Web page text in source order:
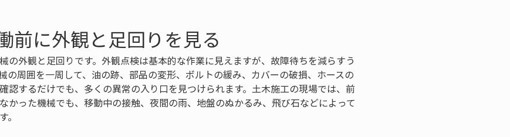
前に外観と足回りを見る
の外観と足回りです。外観点検は基本的な作業に見えますが、故障待ちを減らすう
の周囲を一周して、油の跡、部品の変形、ボルトの緩み、カバーの破損、ホースの
認するだけでも、多くの異常の入り口を見つけられます。土木施工の現場では、前
かった機械でも、移動中の接触、夜間の雨、地盤のぬかるみ、飛び石などによって